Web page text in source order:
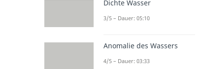
Dichte Wasser
3/5 – Dauer: 05:10
Anomalie des Wassers
4/5 – Dauer: 03:33